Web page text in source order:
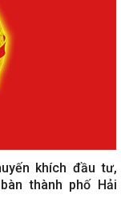
khích đầu tư,
thành phố Hải